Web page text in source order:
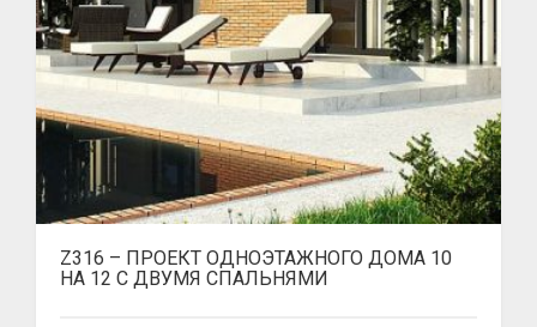
Z316 – ПРОЕКТ ОДНОЭТАЖНОГО ДОМА 10
НА 12 С ДВУМЯ СПАЛЬНЯМИ